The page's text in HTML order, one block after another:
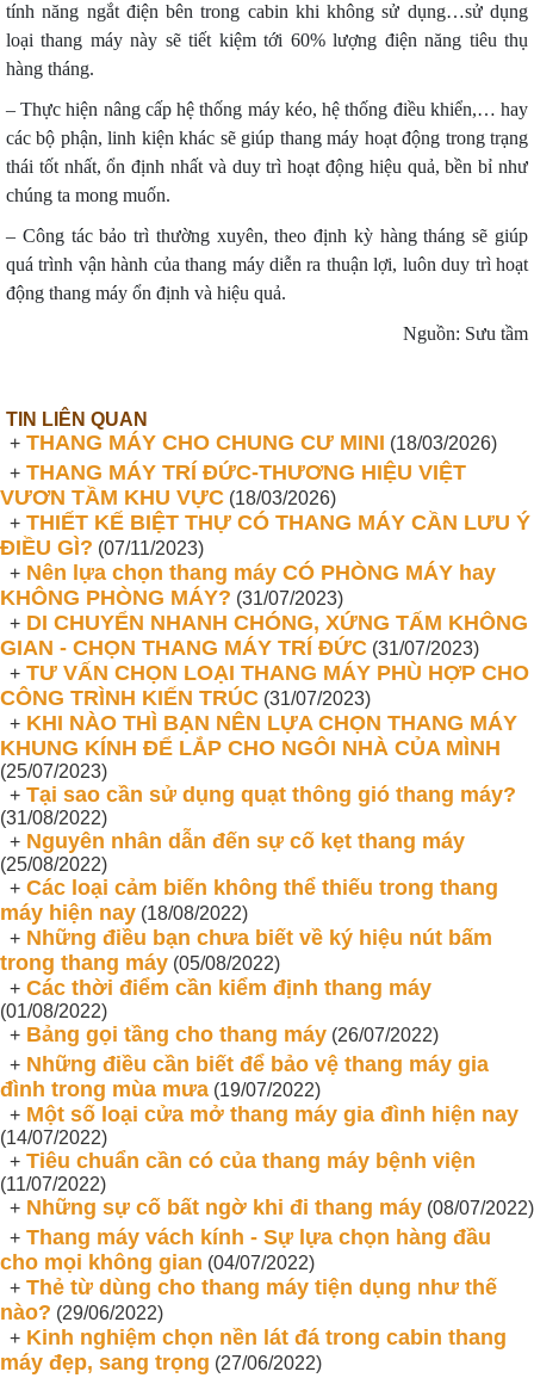
tính năng ngắt điện bên trong cabin khi không sử dụng…sử dụng
loại thang máy này sẽ tiết kiệm tới 60% lượng điện năng tiêu thụ
hàng tháng.
– Thực hiện nâng cấp hệ thống máy kéo, hệ thống điều khiển,… hay
các bộ phận, linh kiện khác sẽ giúp thang máy hoạt động trong trạng
thái tốt nhất, ổn định nhất và duy trì hoạt động hiệu quả, bền bỉ như
chúng ta mong muốn.
– Công tác bảo trì thường xuyên, theo định kỳ hàng tháng sẽ giúp
quá trình vận hành của thang máy diễn ra thuận lợi, luôn duy trì hoạt
động thang máy ổn định và hiệu quả.
Nguồn: Sưu tầm
TIN LIÊN QUAN
+ THANG MÁY CHO CHUNG CƯ MINI (18/03/2026)
+ THANG MÁY TRÍ ĐỨC-THƯƠNG HIỆU VIỆT
VƯƠN TẦM KHU VỰC (18/03/2026)
+ THIẾT KẾ BIỆT THỰ CÓ THANG MÁY CẦN LƯU Ý
ĐIỀU GÌ? (07/11/2023)
+ Nên lựa chọn thang máy CÓ PHÒNG MÁY hay
KHÔNG PHÒNG MÁY? (31/07/2023)
+ DI CHUYỂN NHANH CHÓNG, XỨNG TẤM KHÔNG
GIAN - CHỌN THANG MÁY TRÍ ĐỨC (31/07/2023)
+ TƯ VẤN CHỌN LOẠI THANG MÁY PHÙ HỢP CHO
CÔNG TRÌNH KIẾN TRÚC (31/07/2023)
+ KHI NÀO THÌ BẠN NÊN LỰA CHỌN THANG MÁY
KHUNG KÍNH ĐỂ LẮP CHO NGÔI NHÀ CỦA MÌNH
(25/07/2023)
+ Tại sao cần sử dụng quạt thông gió thang máy?
(31/08/2022)
+ Nguyên nhân dẫn đến sự cố kẹt thang máy
(25/08/2022)
+ Các loại cảm biến không thể thiếu trong thang
máy hiện nay (18/08/2022)
+ Những điều bạn chưa biết về ký hiệu nút bấm
trong thang máy (05/08/2022)
+ Các thời điểm cần kiểm định thang máy
(01/08/2022)
+ Bảng gọi tầng cho thang máy (26/07/2022)
+ Những điều cần biết để bảo vệ thang máy gia
đình trong mùa mưa (19/07/2022)
+ Một số loại cửa mở thang máy gia đình hiện nay
(14/07/2022)
+ Tiêu chuẩn cần có của thang máy bệnh viện
(11/07/2022)
+ Những sự cố bất ngờ khi đi thang máy (08/07/2022)
+ Thang máy vách kính - Sự lựa chọn hàng đầu
cho mọi không gian (04/07/2022)
+ Thẻ từ dùng cho thang máy tiện dụng như thế
nào? (29/06/2022)
+ Kinh nghiệm chọn nền lát đá trong cabin thang
máy đẹp, sang trọng (27/06/2022)